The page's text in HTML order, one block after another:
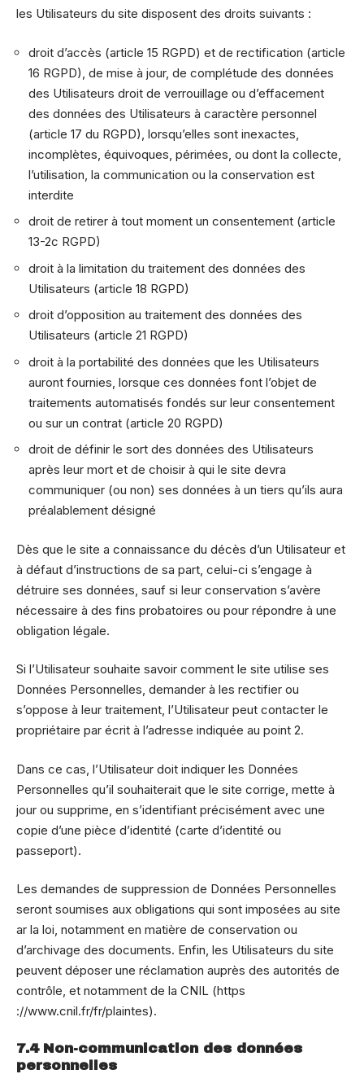
les Utilisateurs du site disposent des droits suivants :
droit d’accès (article 15 RGPD) et de rectification (article
16 RGPD), de mise à jour, de complétude des données
des Utilisateurs droit de verrouillage ou d’effacement
des données des Utilisateurs à caractère personnel
(article 17 du RGPD), lorsqu’elles sont inexactes,
incomplètes, équivoques, périmées, ou dont la collecte,
l’utilisation, la communication ou la conservation est
interdite
droit de retirer à tout moment un consentement (article
13-2c RGPD)
droit à la limitation du traitement des données des
Utilisateurs (article 18 RGPD)
droit d’opposition au traitement des données des
Utilisateurs (article 21 RGPD)
droit à la portabilité des données que les Utilisateurs
auront fournies, lorsque ces données font l’objet de
traitements automatisés fondés sur leur consentement
ou sur un contrat (article 20 RGPD)
droit de définir le sort des données des Utilisateurs
après leur mort et de choisir à qui le site devra
communiquer (ou non) ses données à un tiers qu’ils aura
préalablement désigné
Dès que le site a connaissance du décès d’un Utilisateur et
à défaut d’instructions de sa part, celui-ci s’engage à
détruire ses données, sauf si leur conservation s’avère
nécessaire à des fins probatoires ou pour répondre à une
obligation légale.
Si l’Utilisateur souhaite savoir comment le site utilise ses
Données Personnelles, demander à les rectifier ou
s’oppose à leur traitement, l’Utilisateur peut contacter le
propriétaire par écrit à l’adresse indiquée au point 2.
Dans ce cas, l’Utilisateur doit indiquer les Données
Personnelles qu’il souhaiterait que le site corrige, mette à
jour ou supprime, en s’identifiant précisément avec une
copie d’une pièce d’identité (carte d’identité ou
passeport).
Les demandes de suppression de Données Personnelles
seront soumises aux obligations qui sont imposées au site
ar la loi, notamment en matière de conservation ou
d’archivage des documents. Enfin, les Utilisateurs du site
peuvent déposer une réclamation auprès des autorités de
contrôle, et notamment de la CNIL (https
://www.cnil.fr/fr/plaintes).
7.4 Non-communication des données
personnelles